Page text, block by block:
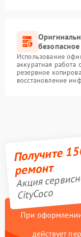
Использование
аккуратная работа
резервное
восстановление
Получите
ремонт
Акция
CityCoco
При
действует